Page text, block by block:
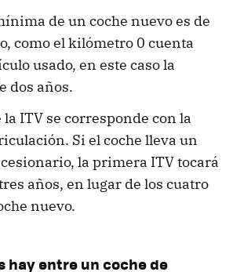
de un coche nuevo es de
como el kilómetro 0 cuenta
usado, en este caso la
dos años.
la ITV se corresponde con la
Si el coche lleva un
la primera ITV tocará
años, en lugar de los cuatro
nuevo.
hay entre un coche de